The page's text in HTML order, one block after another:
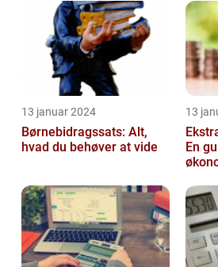
13 januar 2024
Børnebidragssats: Alt,
hvad du behøver at vide
13
En